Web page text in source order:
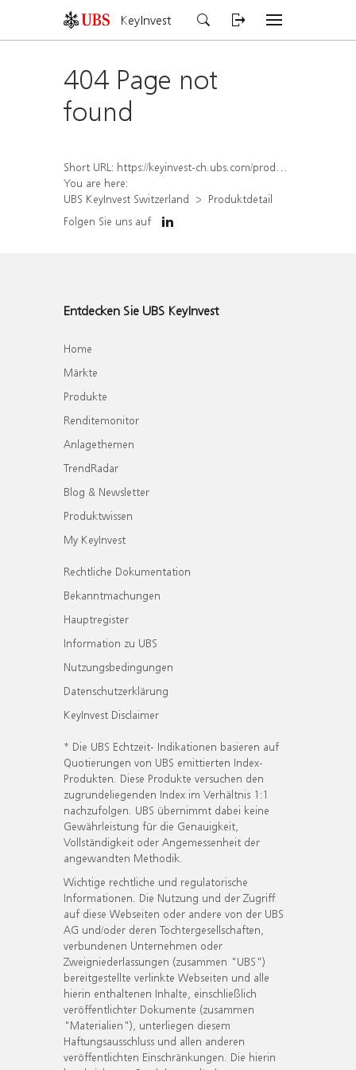
KeyInvest
404 Page not
found
Short URL: https://keyinvest-ch.ubs.com/produkt/detail/index/isin/CH1577996924
You are here:
UBS KeyInvest Switzerland
Produktdetail
Folgen Sie uns auf
Entdecken Sie UBS KeyInvest
Home
Märkte
Produkte
Renditemonitor
Anlagethemen
TrendRadar
Blog & Newsletter
Produktwissen
My KeyInvest
Rechtliche Dokumentation
Bekanntmachungen
Hauptregister
Information zu UBS
Nutzungsbedingungen
Datenschutzerklärung
KeyInvest Disclaimer
* Die UBS Echtzeit- Indikationen basieren auf
Quotierungen von UBS emittierten Index-
Produkten. Diese Produkte versuchen den
zugrundeliegenden Index im Verhältnis 1:1
nachzufolgen. UBS übernimmt dabei keine
Gewährleistung für die Genauigkeit,
Vollständigkeit oder Angemessenheit der
angewandten Methodik.
Wichtige rechtliche und regulatorische
Informationen. Die Nutzung und der Zugriff
auf diese Webseiten oder andere von der UBS
AG und/oder deren Tochtergesellschaften,
verbundenen Unternehmen oder
Zweigniederlassungen (zusammen "UBS")
bereitgestellte verlinkte Webseiten und alle
hierin enthaltenen Inhalte, einschließlich
veröffentlichter Dokumente (zusammen
"Materialien"), unterliegen diesem
Haftungsausschluss und allen anderen
veröffentlichten Einschränkungen. Die hierin